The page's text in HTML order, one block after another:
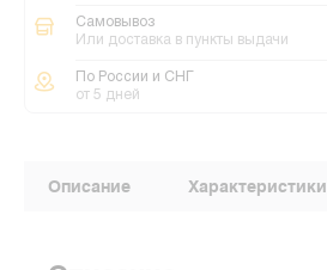
Самовывоз
Или доставка в пункты выдачи
По России и СНГ
от 5 дней
Описание Характеристики